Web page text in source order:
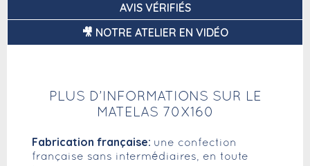
AVIS VÉRIFIÉS
🎥 NOTRE ATELIER EN VIDÉO
PLUS D’INFORMATIONS SUR LE
MATELAS 70X160
Fabrication française: une confection
française sans intermédiaires, en toute